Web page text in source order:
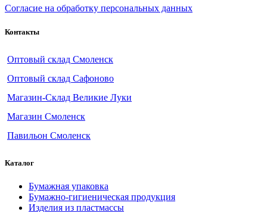
Согласие на обработку персональных данных
Контакты
Оптовый склад Смоленск
Оптовый склад Сафоново
Магазин-Склад Великие Луки
Магазин Смоленск
Павильон Смоленск
Каталог
Бумажная упаковка
Бумажно-гигиеническая продукция
Изделия из пластмассы